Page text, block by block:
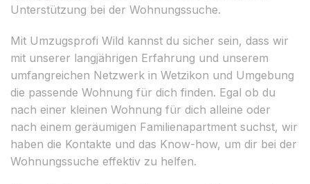
Unterstützung bei der Wohnungssuche.
Mit Umzugsprofi Wild kannst du sicher sein, dass wir
mit unserer langjährigen Erfahrung und unserem
umfangreichen Netzwerk in Wetzikon und Umgebung
die passende Wohnung für dich finden. Egal ob du
nach einer kleinen Wohnung für dich alleine oder
nach einem geräumigen Familienapartment suchst, wir
haben die Kontakte und das Know-how, um dir bei der
Wohnungssuche effektiv zu helfen.